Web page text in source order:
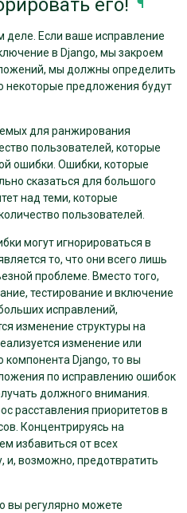
его!
деле. Если ваше исправление
в Django, мы закроем
мы должны определить
некоторые предложения будут
для ранжирования
пользователей, которые
ошибки. Ошибки, которые
сказаться для большого
над теми, которые
пользователей.
могут игнорироваться в
то, что они всего лишь
проблеме. Вместо того,
тестирование и включение
исправлений,
изменение структуры на
изменение или
компонента Django, то вы
по исправлению ошибок
должного внимания.
расставления приоритетов в
Концентрируясь на
избавиться от всех
и, возможно, предотвратить
вы регулярно можете